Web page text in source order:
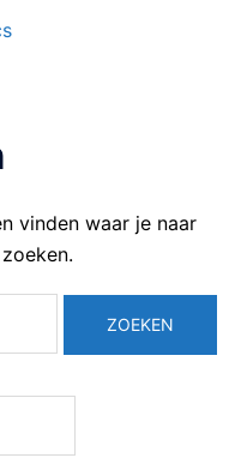
vinden waar je naar